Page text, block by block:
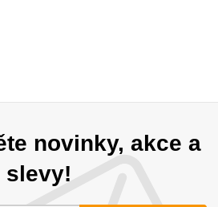
novinky, akce a
slevy!